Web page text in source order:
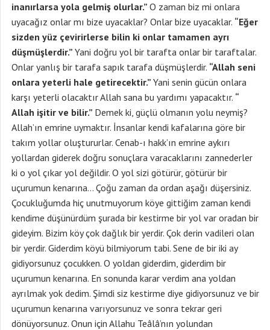
inanırlarsa yola gelmiş olurlar.” O zaman biz mi onlara
uyacağız onlar mı bize uyacaklar? Onlar bize uyacaklar. “Eğer
sizden yüz çevirirlerse bilin ki onlar tamamen ayrı
düşmüşlerdir.” Yani doğru yol bir tarafta onlar bir taraftalar.
Onlar yanlış bir tarafa sapık tarafa düşmüşlerdir. “Allah seni
onlara yeterli hale getirecektir.” Yani senin gücün onlara
karşı yeterli olacaktır Allah sana bu yardımı yapacaktır. “
Allah işitir ve bilir.” Demek ki, güçlü olmanın yolu neymiş?
Allah’ın emrine uymaktır. İnsanlar kendi kafalarına göre bir
takım yollar oluştururlar. Cenab-ı hakk’ın emrine aykırı
yollardan giderek doğru sonuçlara varacaklarını zannederler
ki o yol çıkar yol değildir. O yol sizi götürür, götürür bir
uçurumun kenarına… Çoğu zaman da ordan aşağı düşersiniz.
Çocukluğumda hiç unutmuyorum köye gittiğim zaman kendi
kendime düşünürdüm şurada bir kestirme bir yol var oradan bir
gideyim. Bizim köy çok dağlık bir yerdir. Çok derin vadileri olan
bir yerdir. Giderdim köyü bilmiyorum tabi. Sene de bir iki ay
gidiyorsunuz çocukken. O yoldan giderdim, giderdim bir
uçurumun kenarına. En sonunda karar verdim ana yoldan
ayrılmak yok dedim. Şimdi siz kestirme diye gidiyorsunuz ve bir
uçurumun kenarına varıyorsunuz ve sonra tekrar geri
dönüyorsunuz. Onun için Allahu Teâlâ’nın yolundan